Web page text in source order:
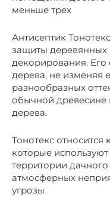
меньше трех
Антисептик
защиты деревянных
декорирования. Его
дерева, не изменяя
разнообразных
обычной древесине
дерева.
Тонотекс относится
которые
территории дачного
атмосферных
угрозы